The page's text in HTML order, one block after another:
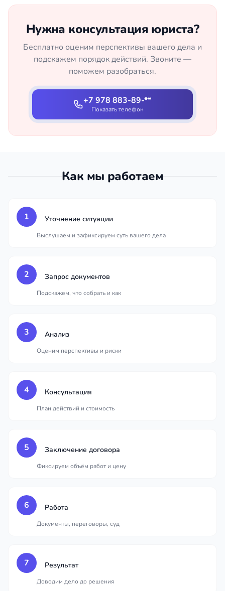
Нужна консультация юриста?
Бесплатно оценим перспективы вашего дела и
подскажем порядок действий. Звоните —
поможем разобраться.
+7 978 883-89-**
Показать телефон
Как мы работаем
1 Уточнение ситуации
Выслушаем и зафиксируем суть вашего дела
2 Запрос документов
Подскажем, что собрать и как
3 Анализ
Оценим перспективы и риски
4 Консультация
План действий и стоимость
5 Заключение договора
Фиксируем объём работ и цену
6 Работа
Документы, переговоры, суд
7 Результат
Доводим дело до решения